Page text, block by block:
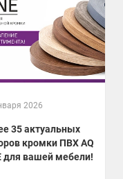
2026
35 актуальных
кромки ПВХ AQ
для вашей мебели!